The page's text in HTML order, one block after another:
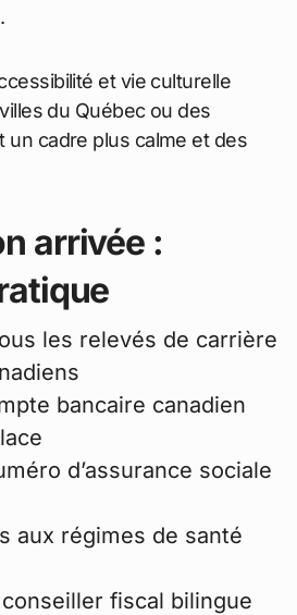
et vie culturelle
du Québec ou des
un cadre plus calme et des
arrivée :
les relevés de carrière
bancaire canadien
d’assurance sociale
aux régimes de santé
fiscal bilingue